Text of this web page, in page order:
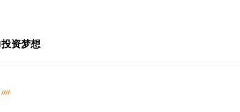
资梦想